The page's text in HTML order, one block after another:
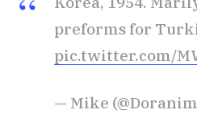
preforms for
pic.twitter.com/
— Mike